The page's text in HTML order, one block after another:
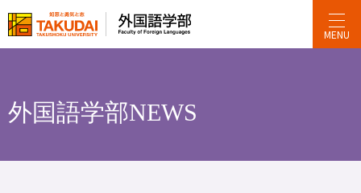
MENU
外国語学部NEWS